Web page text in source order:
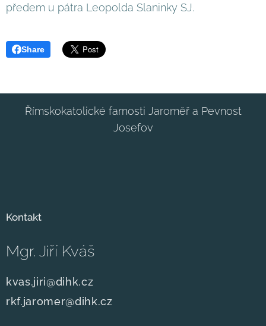
předem u pátra Leopolda Slaninky SJ.
Share
Římskokatolické farnosti Jaroměř a Pevnost
Josefov
Kontakt
Mgr. Jiří Kváš
kvas.jiri@dihk.cz
rkf.jaromer@dihk.cz